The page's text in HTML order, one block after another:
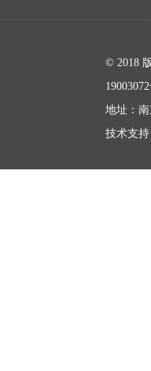
© 2018
地址：
技术支